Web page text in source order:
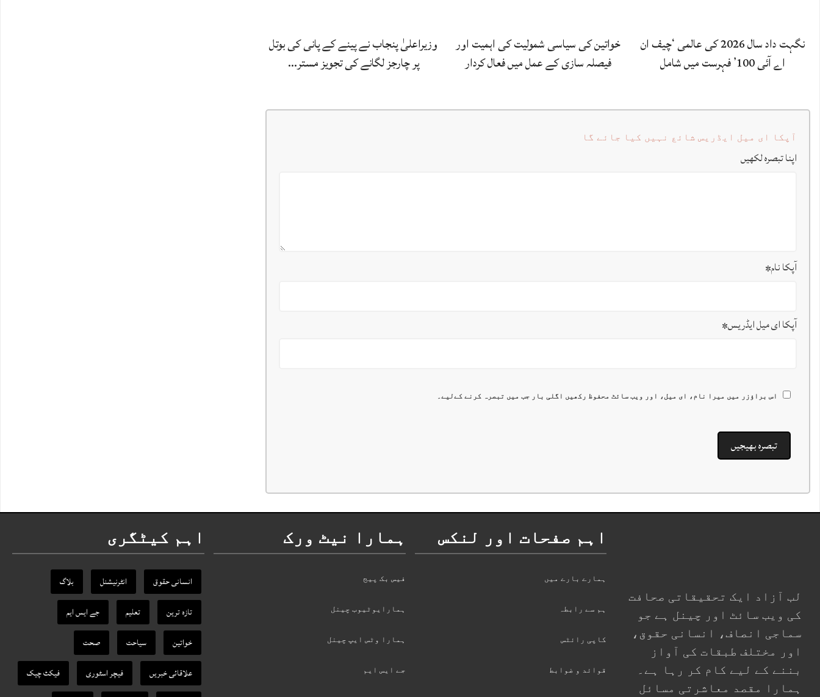
نگہت داد سال 2026 کی عالمی ‘چیف ان
اے آئی 100’ فہرست میں شامل
خواتین کی سیاسی شمولیت کی اہمیت اور
فیصلہ سازی کے عمل میں فعال کردار
وزیراعلیٰ پنجاب نے پینے کے پانی کی بوتل
پر چارجز لگانے کی تجویز مستر…
آپکا ای میل ایڈریس شائع نہیں کیا جائے گا
اپنا تبصرہ لکھیں
آپکا نام*
آپکا ای میل ایڈریس*
اس براؤزر میں میرا نام، ای میل، اور ویب سائٹ محفوظ رکھیں اگلی بار جب میں تبصرہ کرنے کےلیے۔
لب آزاد ایک تحقیقاتی صحافت
کی ویب سائٹ اور چینل ہے جو
سماجی انصاف، انسانی حقوق،
اور مختلف طبقات کی آواز
بننے کے لیے کام کر رہا ہے۔
ہمارا مقصد معاشرتی مسائل
اہم صفحات اور لنکس
ہمارے بارے میں
ہم سے رابطہ
کاپی رائٹس
قوائد و ضوابط
ہمارا نیٹ ورک
فیس بک پیج
ہمارایوٹیوب چینل
ہمارا وٹس ایپ چینل
جے ایس ایم
اہم کیٹگری
انسانی حقوق انٹرنیشنل
بلاگ
تازہ ترین
تعلیم
جے ایس ایم
خواتین
سیاحت
صحت
علاقائی خبریں
فیچر اسٹوری
فیکٹ‌ چیک